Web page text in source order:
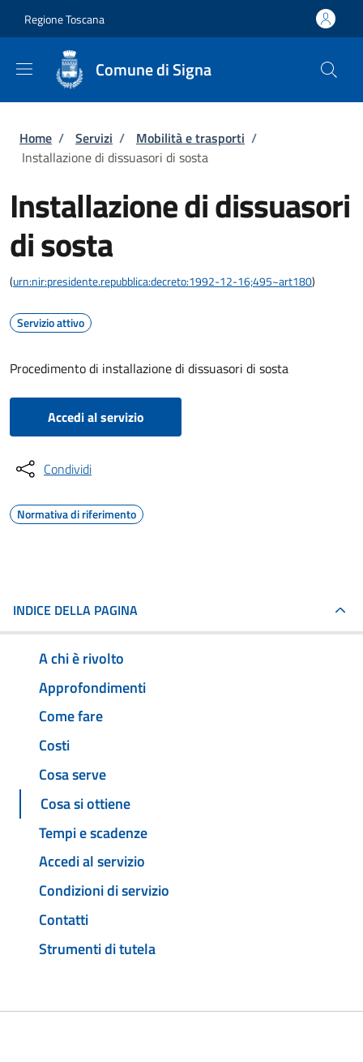
Regione Toscana
Comune di Signa
Briciole di pane
Home / Servizi / Mobilità e trasporti /
Installazione di dissuasori di sosta
Installazione di dissuasori
di sosta
(urn:nir:presidente.repubblica:decreto:1992-12-16;495~art180)
Servizio attivo
Procedimento di installazione di dissuasori di sosta
Accedi al servizio
Condividi
Normativa di riferimento
INDICE DELLA PAGINA
A chi è rivolto
Approfondimenti
Come fare
Costi
Cosa serve
Cosa si ottiene
Tempi e scadenze
Accedi al servizio
Condizioni di servizio
Contatti
Strumenti di tutela